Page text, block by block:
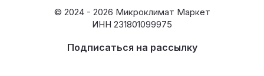
© 2024 - 2026 Микроклимат Маркет
ИНН 231801099975
Подписаться на рассылку